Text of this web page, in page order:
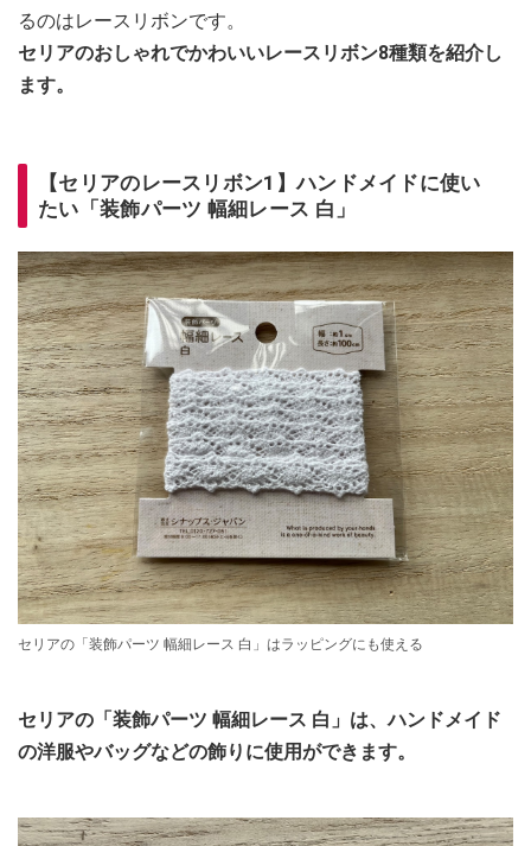
るのはレースリボンです。
セリアのおしゃれでかわいいレースリボン8種類を紹介し
ます。
【セリアのレースリボン1】ハンドメイドに使い
たい「装飾パーツ 幅細レース 白」
セリアの「装飾パーツ 幅細レース 白」はラッピングにも使える
セリアの「装飾パーツ 幅細レース 白」は、ハンドメイド
の洋服やバッグなどの飾りに使用ができます。